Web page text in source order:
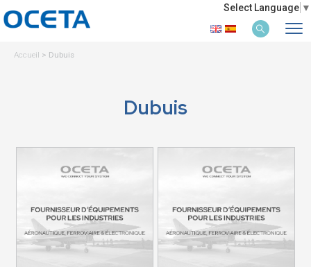
Select Language ▼
Accueil > Dubuis
Dubuis